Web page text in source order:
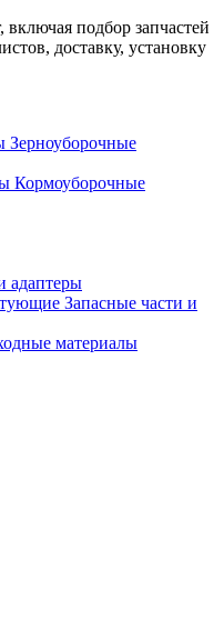
подбор запчастей
доставку, установку
Зерноуборочные
Кормоуборочные
адаптеры
Запасные части и
материалы